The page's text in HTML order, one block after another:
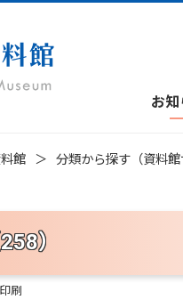
お知
館 分類から探す（資料館
）
刷